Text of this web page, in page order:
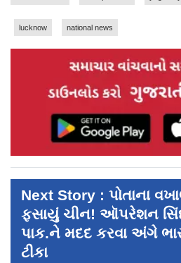
lucknow national news
Next Story : પોતાના
ફસાયું ચીન! ઑપરેશન
પાક.ને મદદ કરવા અંગે
ટીકા